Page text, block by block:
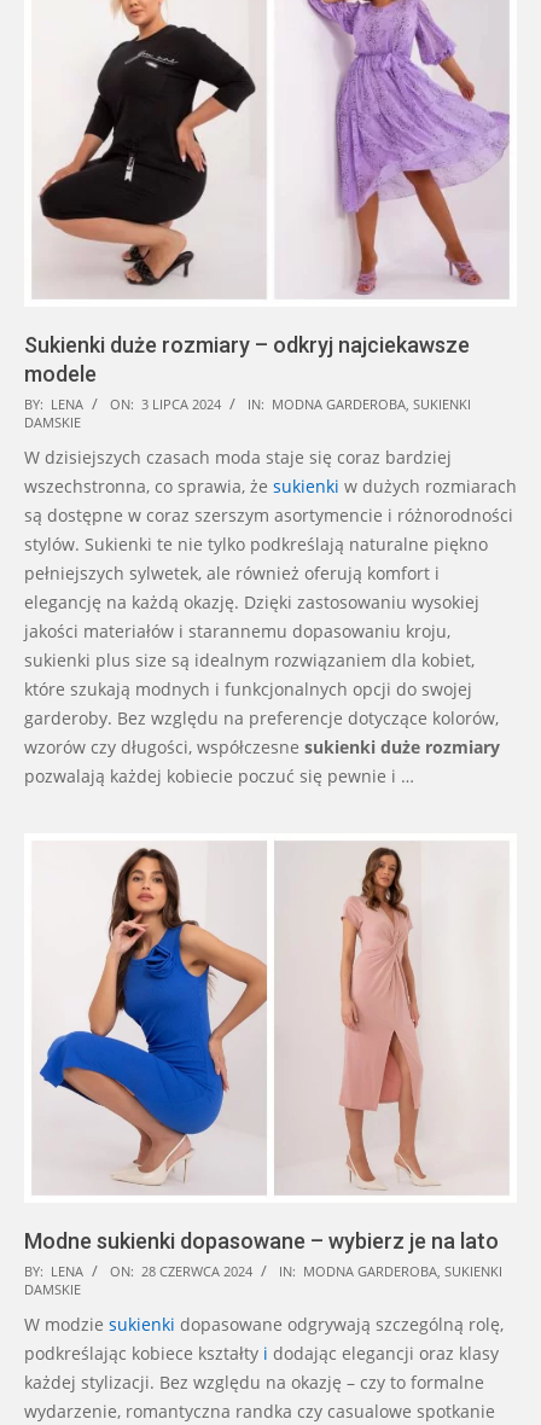
Sukienki duże rozmiary – odkryj najciekawsze
modele
2024-
07-
03
BY: LENA ON: 3 LIPCA 2024 IN: MODNA GARDEROBA, SUKIENKI
DAMSKIE
W dzisiejszych czasach moda staje się coraz bardziej
wszechstronna, co sprawia, że sukienki w dużych rozmiarach
są dostępne w coraz szerszym asortymencie i różnorodności
stylów. Sukienki te nie tylko podkreślają naturalne piękno
pełniejszych sylwetek, ale również oferują komfort i
elegancję na każdą okazję. Dzięki zastosowaniu wysokiej
jakości materiałów i starannemu dopasowaniu kroju,
sukienki plus size są idealnym rozwiązaniem dla kobiet,
które szukają modnych i funkcjonalnych opcji do swojej
garderoby. Bez względu na preferencje dotyczące kolorów,
wzorów czy długości, współczesne sukienki duże rozmiary
pozwalają każdej kobiecie poczuć się pewnie i …
Modne sukienki dopasowane – wybierz je na lato
2024-
06-
28
BY: LENA ON: 28 CZERWCA 2024 IN: MODNA GARDEROBA, SUKIENKI
DAMSKIE
W modzie sukienki dopasowane odgrywają szczególną rolę,
podkreślając kobiece kształty i dodając elegancji oraz klasy
każdej stylizacji. Bez względu na okazję – czy to formalne
wydarzenie, romantyczna randka czy casualowe spotkanie